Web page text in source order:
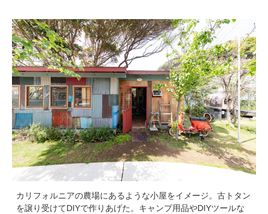
カリフォルニアの農場にあるような小屋をイメージ。古トタン
を譲り受けてDIYで作りあげた。キャンプ用品やDIYツールな